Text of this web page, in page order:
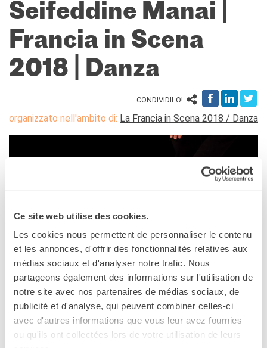
Ce site web utilise des cookies.
Les cookies nous permettent de personnaliser le contenu
et les annonces, d'offrir des fonctionnalités relatives aux
médias sociaux et d'analyser notre trafic. Nous
partageons également des informations sur l'utilisation de
notre site avec nos partenaires de médias sociaux, de
publicité et d'analyse, qui peuvent combiner celles-ci
avec d'autres informations que vous leur avez fournies
ou qu'ils ont collectées lors de votre utilisation de leurs
Corsi individuali e su
piattaforme
Atelier tematici
Aziende
Scuole
Risorse
DIPLÔMES DELF DALF
DELF scolastico
Risultati
Presentazione
digitale
Strumenti di ricerca
bibliografica
SCUOLA & UNIVERSITÀ
Cooperazione educativa
Cooperazione
universitaria
Studiare in Francia
Seifeddine Manai |
Francia in Scena
2018 | Danza
CONDIVIDILO!
organizzato nell'ambito di: La Francia in Scena 2018 / Danza
POTENZA
24 settembre 2018,
21:30